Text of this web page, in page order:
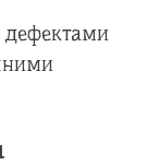
дефектами